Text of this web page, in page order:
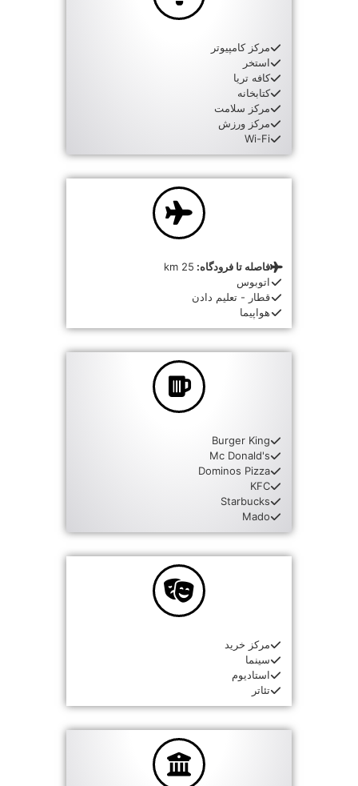
مرکز کامپیوتر
استخر
کافه تریا
کتابخانه
مرکز سلامت
مرکز ورزش
Wi-Fi
فاصله تا فرودگاه: 25 km
اتوبوس
قطار - تعلیم دادن
هواپیما
Burger King
Mc Donald's
Dominos Pizza
KFC
Starbucks
Mado
مرکز خرید
سینما
استادیوم
تئاتر